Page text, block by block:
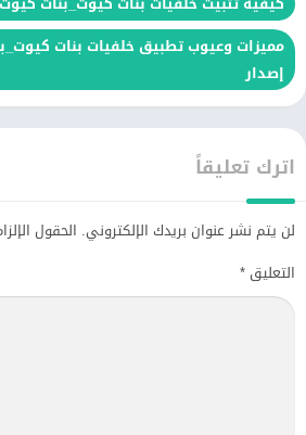
إصدار
اترك تعليقاً
لن يتم نشر عنوان بريدك الإلكتروني. الحقول
التعليق *